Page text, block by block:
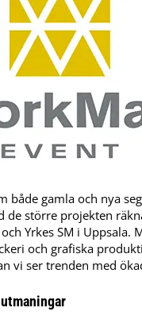
både gamla och nya
de större projekten
Yrkes SM i Uppsala.
och grafiska
vi ser trenden med